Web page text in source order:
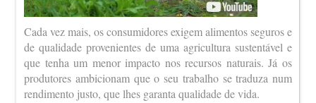
Cada vez mais, os consumidores exigem alimentos seguros e
de qualidade provenientes de uma agricultura sustentável e
que tenha um menor impacto nos recursos naturais. Já os
produtores ambicionam que o seu trabalho se traduza num
rendimento justo, que lhes garanta qualidade de vida.